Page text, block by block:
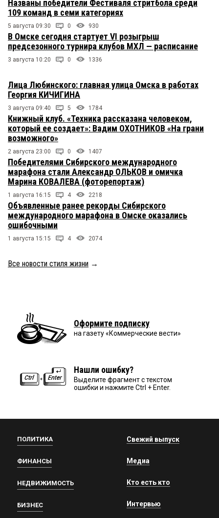
Названы победители Фестиваля стритбола среди
109 команд в семи категориях
5 августа 09:30 0 930
В Омске сегодня стартует VI розыгрыш
предсезонного турнира клубов МХЛ — расписание
3 августа 10:20 0 1336
Лица Любинского: главная улица Омска в работах
Георгия КИЧИГИНА
3 августа 09:40 5 1784
Книжный клуб. «Техника рассказана человеком,
который ее создает»: Вадим ОХОТНИКОВ «На грани
возможного»
2 августа 23:00 0 1407
Победителями Сибирского международного
марафона стали Александр ОЛЬКОВ и омичка
Марина КОВАЛЕВА (фоторепортаж)
1 августа 16:15 4 2218
Объявленные ранее рекорды Сибирского
международного марафона в Омске оказались
ошибочными
1 августа 15:15 4 2074
Все новости стиля жизни →
Оформите подписку
на газету «Коммерческие вести»
Нашли ошибку?
Выделите фрагмент с текстом
ошибки и нажмите Ctrl + Enter.
ПОЛИТИКА
ФИНАНСЫ
НЕДВИЖИМОСТЬ
БИЗНЕС
Свежий выпуск
Медиа
Кто есть кто
Интервью